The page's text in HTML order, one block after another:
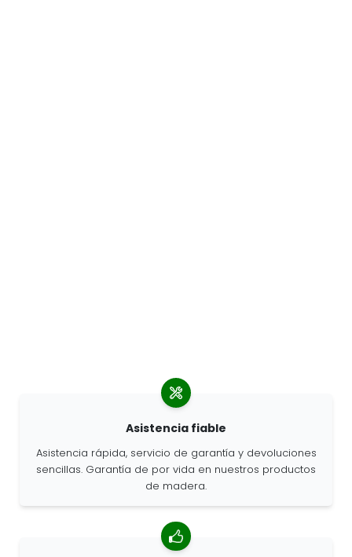
Asistencia fiable
Asistencia rápida, servicio de garantía y devoluciones
sencillas. Garantía de por vida en nuestros productos
de madera.